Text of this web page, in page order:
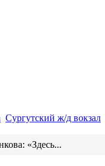
Сургутский ж/д вокзал
«Здесь...